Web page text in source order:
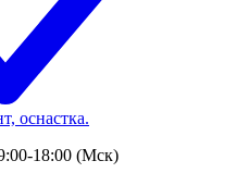
оснастка.
18:00 (Мск)